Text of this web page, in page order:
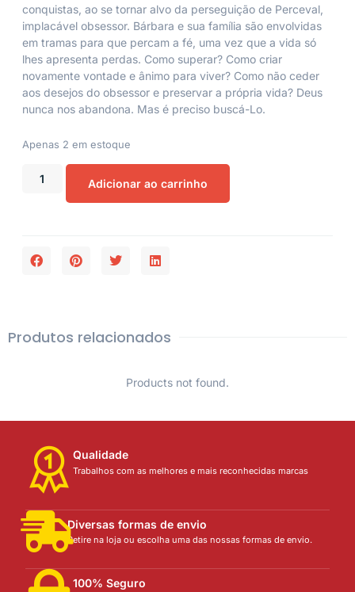
conquistas, ao se tornar alvo da perseguição de Perceval,
implacável obsessor. Bárbara e sua família são envolvidas
em tramas para que percam a fé, uma vez que a vida só
lhes apresenta perdas. Como superar? Como criar
novamente vontade e ânimo para viver? Como não ceder
aos desejos do obsessor e preservar a própria vida? Deus
nunca nos abandona. Mas é preciso buscá-Lo.
Apenas 2 em estoque
Adicionar ao carrinho
Produtos relacionados
Products not found.
Qualidade
Trabalhos com as melhores e mais reconhecidas marcas
Diversas formas de envio
Retire na loja ou escolha uma das nossas formas de envio.
100% Seguro